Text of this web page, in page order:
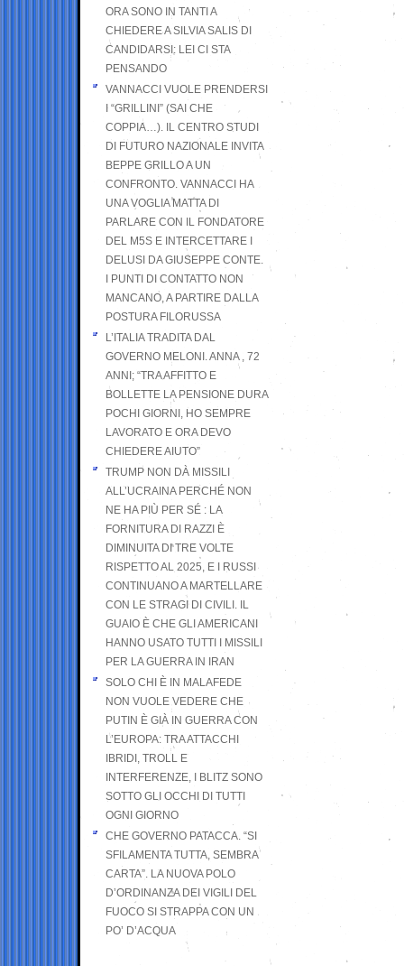
ORA SONO IN TANTI A
CHIEDERE A SILVIA SALIS DI
CANDIDARSI: LEI CI STA
PENSANDO
VANNACCI VUOLE PRENDERSI
I “GRILLINI” (SAI CHE
COPPIA…). IL CENTRO STUDI
DI FUTURO NAZIONALE INVITA
BEPPE GRILLO A UN
CONFRONTO. VANNACCI HA
UNA VOGLIA MATTA DI
PARLARE CON IL FONDATORE
DEL M5S E INTERCETTARE I
DELUSI DA GIUSEPPE CONTE.
I PUNTI DI CONTATTO NON
MANCANO, A PARTIRE DALLA
POSTURA FILORUSSA
L’ITALIA TRADITA DAL
GOVERNO MELONI. ANNA , 72
ANNI; “TRA AFFITTO E
BOLLETTE LA PENSIONE DURA
POCHI GIORNI, HO SEMPRE
LAVORATO E ORA DEVO
CHIEDERE AIUTO”
TRUMP NON DÀ MISSILI
ALL’UCRAINA PERCHÉ NON
NE HA PIÙ PER SÉ : LA
FORNITURA DI RAZZI È
DIMINUITA DI TRE VOLTE
RISPETTO AL 2025, E I RUSSI
CONTINUANO A MARTELLARE
CON LE STRAGI DI CIVILI. IL
GUAIO È CHE GLI AMERICANI
HANNO USATO TUTTI I MISSILI
PER LA GUERRA IN IRAN
SOLO CHI È IN MALAFEDE
NON VUOLE VEDERE CHE
PUTIN È GIÀ IN GUERRA CON
L’EUROPA: TRA ATTACCHI
IBRIDI, TROLL E
INTERFERENZE, I BLITZ SONO
SOTTO GLI OCCHI DI TUTTI
OGNI GIORNO
CHE GOVERNO PATACCA. “SI
SFILAMENTA TUTTA, SEMBRA
CARTA”. LA NUOVA POLO
D’ORDINANZA DEI VIGILI DEL
FUOCO SI STRAPPA CON UN
PO’ D’ACQUA